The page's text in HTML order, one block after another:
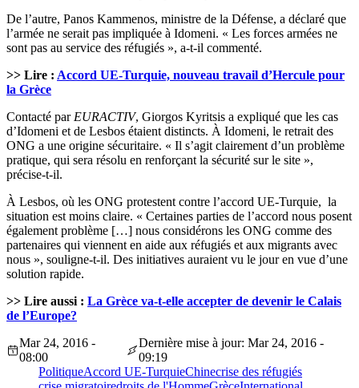
De l’autre, Panos Kammenos, ministre de la Défense, a déclaré que
l’armée ne serait pas impliquée à Idomeni. « Les forces armées ne
sont pas au service des réfugiés », a-t-il commenté.
>> Lire : Accord UE-Turquie, nouveau travail d’Hercule pour
la Grèce
Contacté par EURACTIV, Giorgos Kyritsis a expliqué que les cas
d’Idomeni et de Lesbos étaient distincts. À Idomeni, le retrait des
ONG a une origine sécuritaire. « Il s’agit clairement d’un problème
pratique, qui sera résolu en renforçant la sécurité sur le site »,
précise-t-il.
À Lesbos, où les ONG protestent contre l’accord UE-Turquie, la
situation est moins claire. « Certaines parties de l’accord nous posent
également problème […] nous considérons les ONG comme des
partenaires qui viennent en aide aux réfugiés et aux migrants avec
nous », souligne-t-il. Des initiatives auraient vu le jour en vue d’une
solution rapide.
>> Lire aussi : La Grèce va-t-elle accepter de devenir le Calais
de l’Europe?
Mar 24, 2016 -
08:00
Dernière mise à jour: Mar 24, 2016 -
09:19
PolitiqueAccord UE-TurquieChinecrise des réfugiés